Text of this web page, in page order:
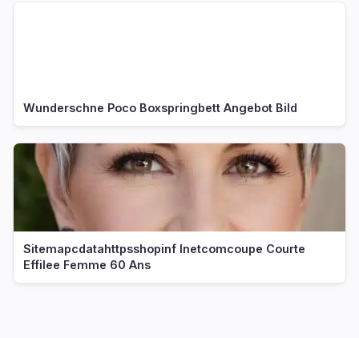
Wunderschne Poco Boxspringbett Angebot Bild
Sitemapcdatahttpsshopinf Inetcomcoupe Courte
Effilee Femme 60 Ans